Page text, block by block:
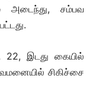
சம்பவ
22, இடது கையில்
சிகிச்சை